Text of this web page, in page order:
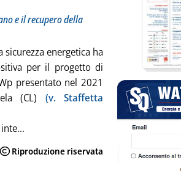
e il recupero della
energetica ha
per il progetto di
presentato nel 2021
(CL) (v. Staffetta